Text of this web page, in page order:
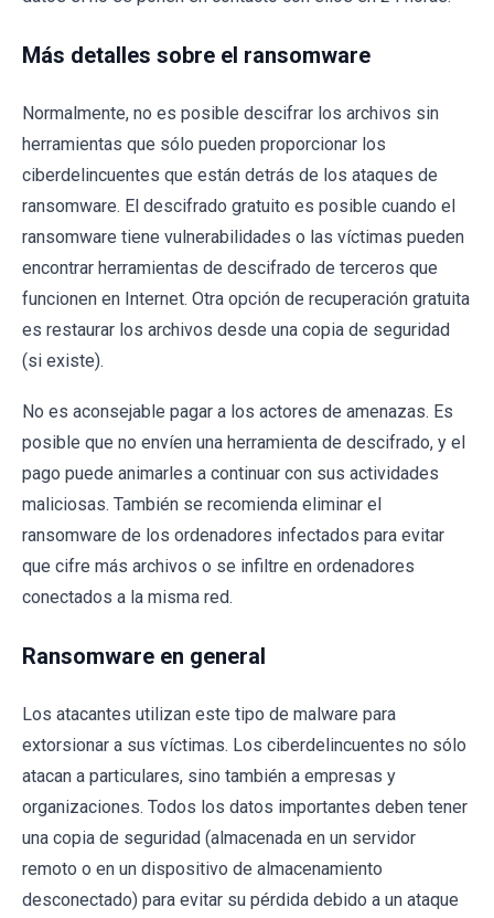
Más detalles sobre el ransomware
Normalmente, no es posible descifrar los archivos sin
herramientas que sólo pueden proporcionar los
ciberdelincuentes que están detrás de los ataques de
ransomware. El descifrado gratuito es posible cuando el
ransomware tiene vulnerabilidades o las víctimas pueden
encontrar herramientas de descifrado de terceros que
funcionen en Internet. Otra opción de recuperación gratuita
es restaurar los archivos desde una copia de seguridad
(si existe).
No es aconsejable pagar a los actores de amenazas. Es
posible que no envíen una herramienta de descifrado, y el
pago puede animarles a continuar con sus actividades
maliciosas. También se recomienda eliminar el
ransomware de los ordenadores infectados para evitar
que cifre más archivos o se infiltre en ordenadores
conectados a la misma red.
Ransomware en general
Los atacantes utilizan este tipo de malware para
extorsionar a sus víctimas. Los ciberdelincuentes no sólo
atacan a particulares, sino también a empresas y
organizaciones. Todos los datos importantes deben tener
una copia de seguridad (almacenada en un servidor
remoto o en un dispositivo de almacenamiento
desconectado) para evitar su pérdida debido a un ataque